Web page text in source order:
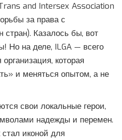
and Intersex Association
за права с
стран). Казалось бы, вот
Но на деле, ILGA — всего
которая
и меняться опытом, а не
свои локальные герои,
надежды и перемен.
иконой для